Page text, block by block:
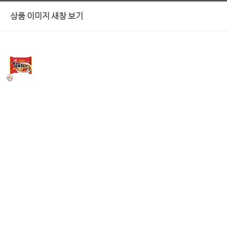
상품 이미지 새창 보기